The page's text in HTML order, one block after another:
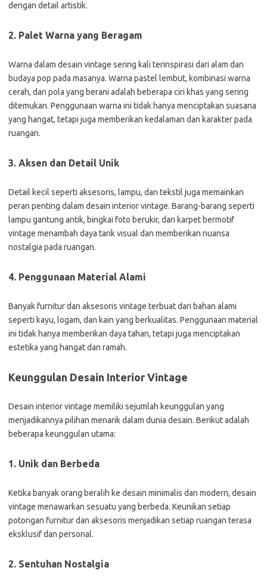
dengan detail artistik.
2. Palet Warna yang Beragam
Warna dalam desain vintage sering kali terinspirasi dari alam dan
budaya pop pada masanya. Warna pastel lembut, kombinasi warna
cerah, dan pola yang berani adalah beberapa ciri khas yang sering
ditemukan. Penggunaan warna ini tidak hanya menciptakan suasana
yang hangat, tetapi juga memberikan kedalaman dan karakter pada
ruangan.
3. Aksen dan Detail Unik
Detail kecil seperti aksesoris, lampu, dan tekstil juga memainkan
peran penting dalam desain interior vintage. Barang-barang seperti
lampu gantung antik, bingkai foto berukir, dan karpet bermotif
vintage menambah daya tarik visual dan memberikan nuansa
nostalgia pada ruangan.
4. Penggunaan Material Alami
Banyak furnitur dan aksesoris vintage terbuat dari bahan alami
seperti kayu, logam, dan kain yang berkualitas. Penggunaan material
ini tidak hanya memberikan daya tahan, tetapi juga menciptakan
estetika yang hangat dan ramah.
Keunggulan Desain Interior Vintage
Desain interior vintage memiliki sejumlah keunggulan yang
menjadikannya pilihan menarik dalam dunia desain. Berikut adalah
beberapa keunggulan utama:
1. Unik dan Berbeda
Ketika banyak orang beralih ke desain minimalis dan modern, desain
vintage menawarkan sesuatu yang berbeda. Keunikan setiap
potongan furnitur dan aksesoris menjadikan setiap ruangan terasa
eksklusif dan personal.
2. Sentuhan Nostalgia